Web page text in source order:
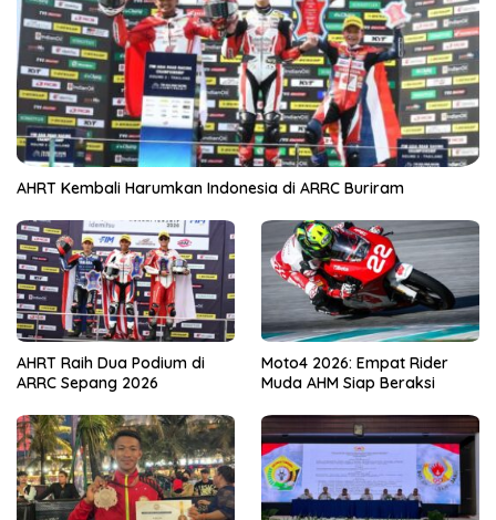
AHRT Kembali Harumkan Indonesia di ARRC Buriram
AHRT Raih Dua Podium di
ARRC Sepang 2026
Moto4 2026: Empat Rider
Muda AHM Siap Beraksi